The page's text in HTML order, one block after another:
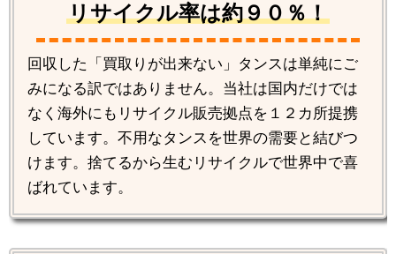
リサイクル率は約９０％！
回収した「買取りが出来ない」タンスは単純にご
みになる訳ではありません。当社は国内だけでは
なく海外にもリサイクル販売拠点を１２カ所提携
しています。不用なタンスを世界の需要と結びつ
けます。捨てるから生むリサイクルで世界中で喜
ばれています。